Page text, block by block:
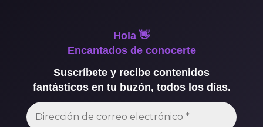
Hola 👋
Encantados de conocerte
Suscríbete y recibe contenidos
fantásticos en tu buzón, todos los días.